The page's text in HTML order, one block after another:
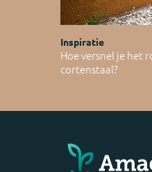
Inspiratie
Hoe versnel je het
cortenstaal?